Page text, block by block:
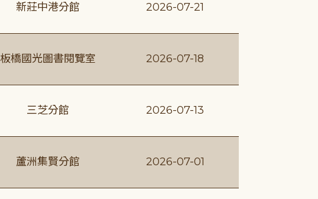
新莊中港分館 2026-07-21
板橋國光圖書閱覽室 2026-07-18
三芝分館 2026-07-13
蘆洲集賢分館 2026-07-01